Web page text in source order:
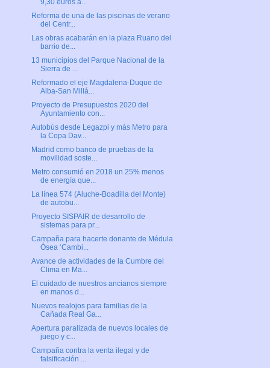
9,30 euros a...
Reforma de una de las piscinas de verano
del Centr...
Las obras acabarán en la plaza Ruano del
barrio de...
13 municipios del Parque Nacional de la
Sierra de ...
Reformado el eje Magdalena-Duque de
Alba-San Millá...
Proyecto de Presupuestos 2020 del
Ayuntamiento con...
Autobús desde Legazpi y más Metro para
la Copa Dav...
Madrid como banco de pruebas de la
movilidad soste...
Metro consumió en 2018 un 25% menos
de energía que...
La línea 574 (Aluche-Boadilla del Monte)
de autobu...
Proyecto SISPAIR de desarrollo de
sistemas para pr...
Campaña para hacerte donante de Médula
Ósea ‘Cambi...
Avance de actividades de la Cumbre del
Clima en Ma...
El cuidado de nuestros ancianos siempre
en manos d...
Nuevos realojos para familias de la
Cañada Real Ga...
Apertura paralizada de nuevos locales de
juego y c...
Campaña contra la venta ilegal y de
falsificación ...